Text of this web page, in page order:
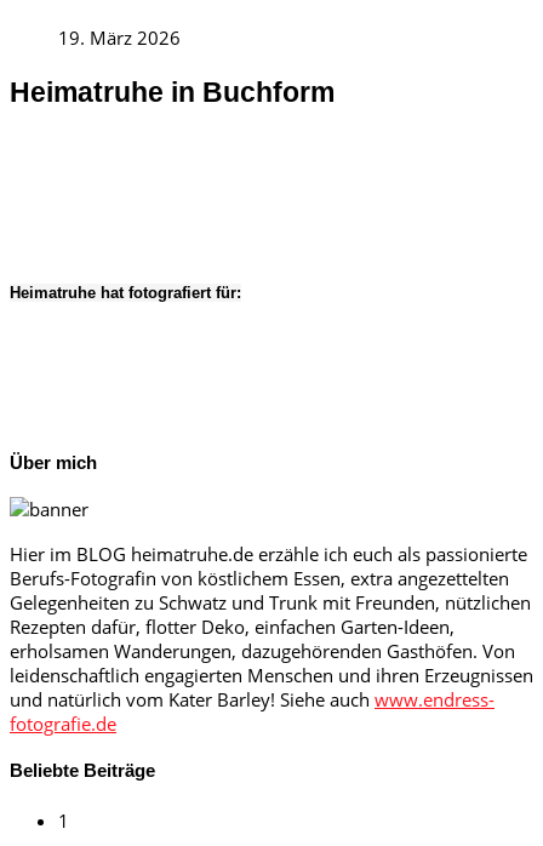
19. März 2026
Heimatruhe in Buchform
Heimatruhe hat fotografiert für:
Über mich
Hier im BLOG heimatruhe.de erzähle ich euch als passionierte
Berufs-Fotografin von köstlichem Essen, extra angezettelten
Gelegenheiten zu Schwatz und Trunk mit Freunden, nützlichen
Rezepten dafür, flotter Deko, einfachen Garten-Ideen,
erholsamen Wanderungen, dazugehörenden Gasthöfen. Von
leidenschaftlich engagierten Menschen und ihren Erzeugnissen
und natürlich vom Kater Barley! Siehe auch www.endress-
fotografie.de
Beliebte Beiträge
1